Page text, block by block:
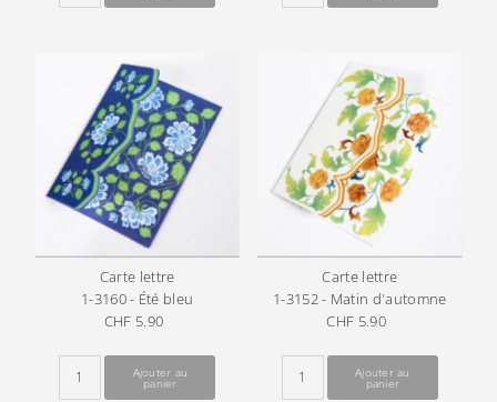
Carte lettre
1-3160 - Été bleu
Prix
CHF 5.90
Carte lettre
1-3152 - Matin d'automne
Prix
CHF 5.90